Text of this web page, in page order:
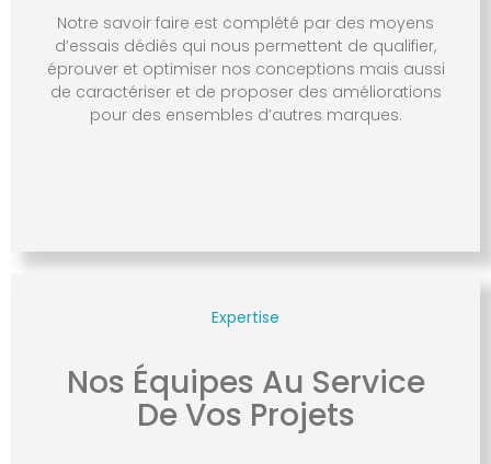
Notre savoir faire est complété par des moyens
d’essais dédiés qui nous permettent de qualifier,
éprouver et optimiser nos conceptions mais aussi
de caractériser et de proposer des améliorations
pour des ensembles d’autres marques.
Expertise
Nos Équipes Au Service
De Vos Projets